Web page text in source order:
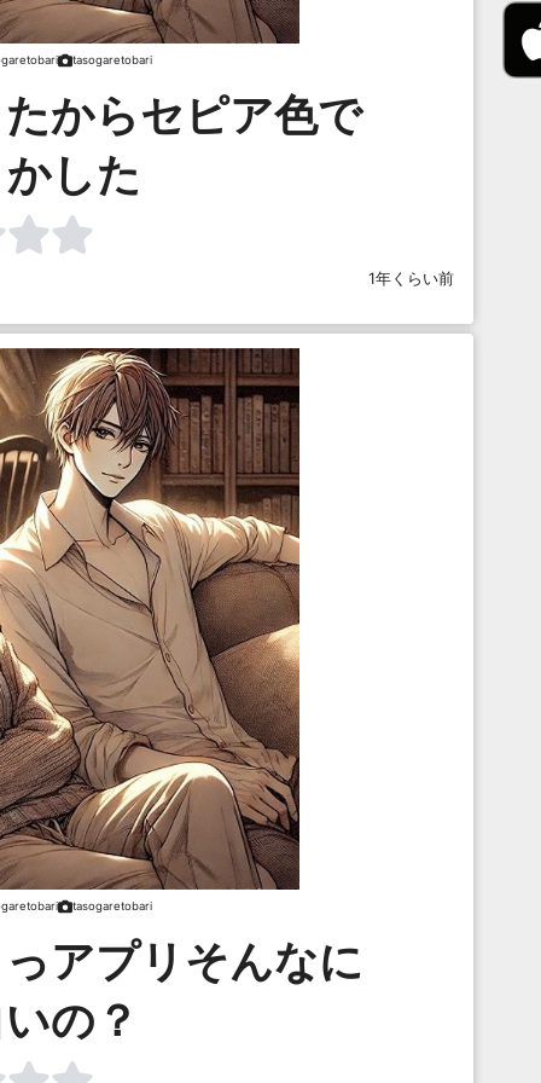
tasogaretobari
からセピア色で
した
1年くらい前
tasogaretobari
アプリそんなに
の？